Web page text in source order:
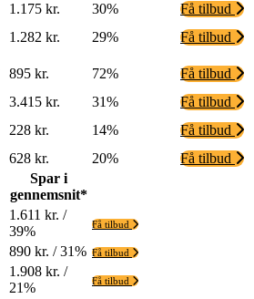
1.175 kr. 30%
Få tilbud
1.282 kr. 29%
Få tilbud
895 kr. 72%
Få tilbud
3.415 kr. 31%
Få tilbud
228 kr. 14%
Få tilbud
628 kr. 20%
Få tilbud
Spar i
gennemsnit*
1.611 kr. /
39%
Få tilbud
890 kr. / 31% Få tilbud
1.908 kr. /
21%
Få tilbud